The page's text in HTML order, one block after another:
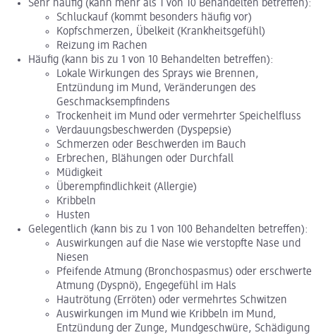
Sehr häufig (kann mehr als 1 von 10 Behandelten betreffen):
Schluckauf (kommt besonders häufig vor)
Kopfschmerzen, Übelkeit (Krankheitsgefühl)
Reizung im Rachen
Häufig (kann bis zu 1 von 10 Behandelten betreffen):
Lokale Wirkungen des Sprays wie Brennen,
Entzündung im Mund, Veränderungen des
Geschmacksempfindens
Trockenheit im Mund oder vermehrter Speichelfluss
Verdauungsbeschwerden (Dyspepsie)
Schmerzen oder Beschwerden im Bauch
Erbrechen, Blähungen oder Durchfall
Müdigkeit
Überempfindlichkeit (Allergie)
Kribbeln
Husten
Gelegentlich (kann bis zu 1 von 100 Behandelten betreffen):
Auswirkungen auf die Nase wie verstopfte Nase und
Niesen
Pfeifende Atmung (Bronchospasmus) oder erschwerte
Atmung (Dyspnö), Engegefühl im Hals
Hautrötung (Erröten) oder vermehrtes Schwitzen
Auswirkungen im Mund wie Kribbeln im Mund,
Entzündung der Zunge, Mundgeschwüre, Schädigung